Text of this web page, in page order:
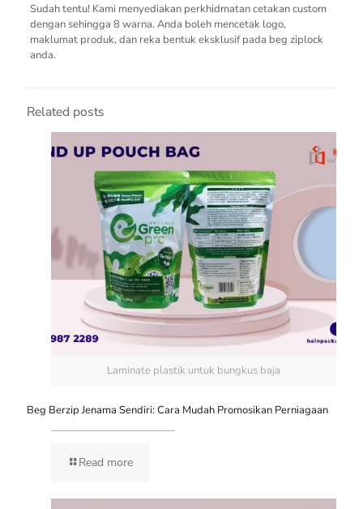
Sudah tentu! Kami menyediakan perkhidmatan cetakan custom
dengan sehingga 8 warna. Anda boleh mencetak logo,
maklumat produk, dan reka bentuk eksklusif pada beg ziplock
anda.
Related posts
Laminate plastik untuk bungkus baja
Beg Berzip Jenama Sendiri: Cara Mudah Promosikan Perniagaan
Read more